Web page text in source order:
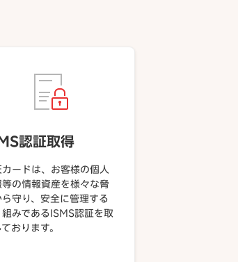
認証取得
カードは、お客様の個人
等の情報資産を様々な脅
ら守り、安全に管理する
組みであるISMS認証を取
おります。